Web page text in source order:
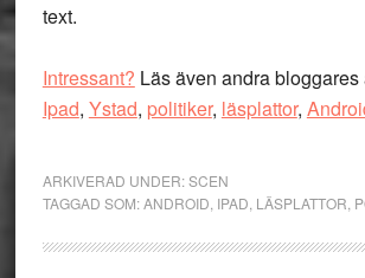
text.
Intressant? Läs även andra bloggares
Ipad, Ystad, politiker, läsplattor,
ARKIVERAD UNDER:SCEN
TAGGAD SOM:ANDROID IPAD LÄSPLATTOR